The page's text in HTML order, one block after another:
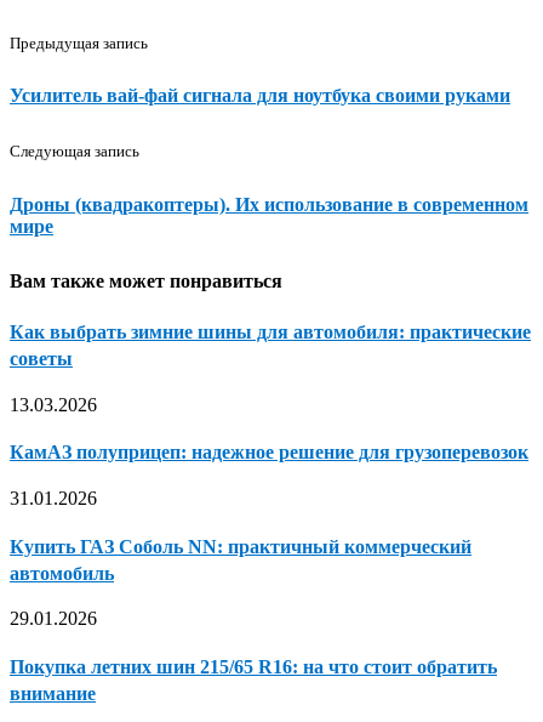
Предыдущая запись
Усилитель вай-фай сигнала для ноутбука своими руками
Следующая запись
Дроны (квадракоптеры). Их использование в современном
мире
Вам также может понравиться
Как выбрать зимние шины для автомобиля: практические
советы
13.03.2026
КамАЗ полуприцеп: надежное решение для грузоперевозок
31.01.2026
Купить ГАЗ Соболь NN: практичный коммерческий
автомобиль
29.01.2026
Покупка летних шин 215/65 R16: на что стоит обратить
внимание